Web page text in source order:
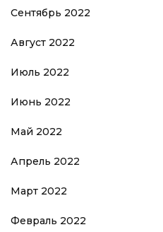
Сентябрь 2022
Август 2022
Июль 2022
Июнь 2022
Май 2022
Апрель 2022
Март 2022
Февраль 2022